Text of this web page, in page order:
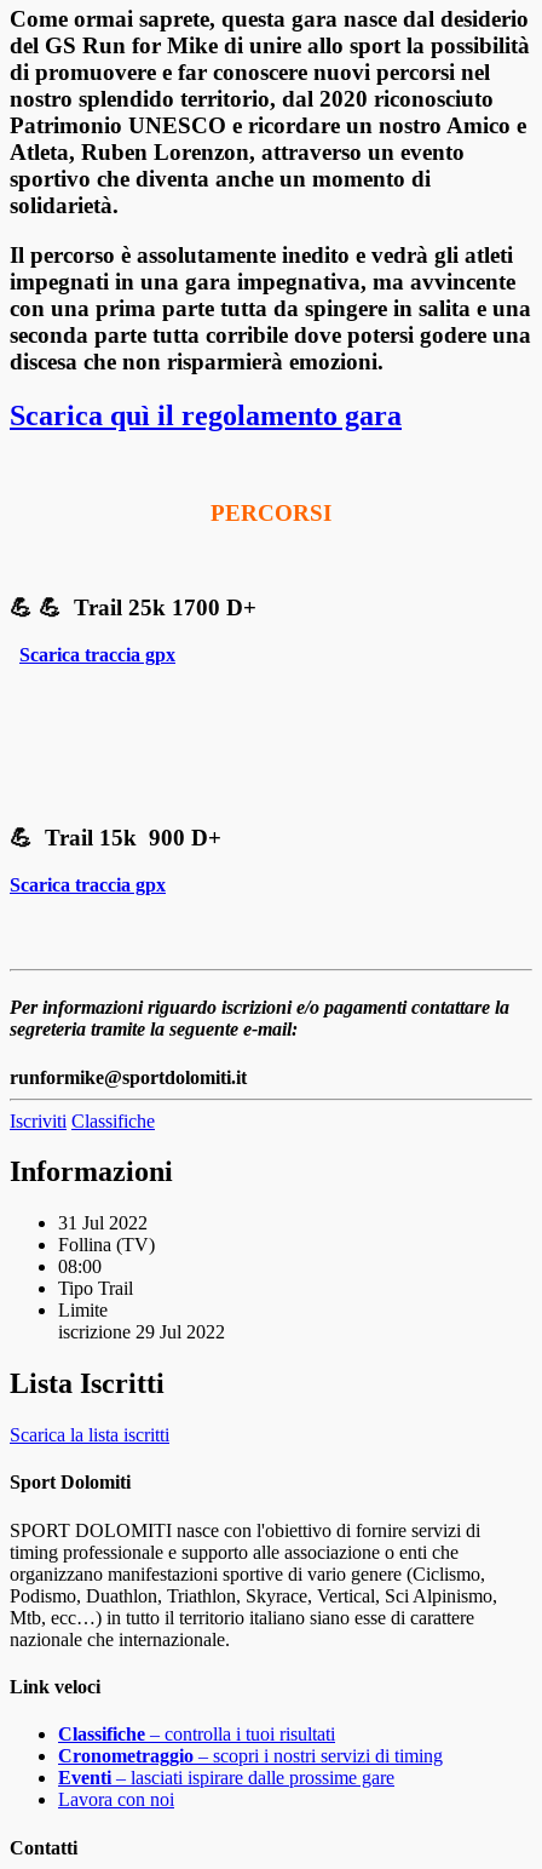
Come ormai saprete, questa gara nasce dal desiderio
del GS Run for Mike di unire allo sport la possibilità
di promuovere e far conoscere nuovi percorsi nel
nostro splendido territorio, dal 2020 riconosciuto
Patrimonio UNESCO e ricordare un nostro Amico e
Atleta, Ruben Lorenzon, attraverso un evento
sportivo che diventa anche un momento di
solidarietà.
Il percorso è assolutamente inedito e vedrà gli atleti
impegnati in una gara impegnativa, ma avvincente
con una prima parte tutta da spingere in salita e una
seconda parte tutta corribile dove potersi godere una
discesa che non risparmierà emozioni.
Scarica quì il regolamento gara
PERCORSI
💪 💪 Trail 25k 1700 D+
Scarica traccia gpx
💪 Trail 15k 900 D+
Scarica traccia gpx
Per informazioni riguardo iscrizioni e/o pagamenti contattare la
segreteria tramite la seguente e-mail:
runformike@sportdolomiti.it
Iscriviti Classifiche
Informazioni
31 Jul 2022
Follina (TV)
08:00
Tipo Trail
Limite
iscrizione 29 Jul 2022
Lista Iscritti
Scarica la lista iscritti
Sport Dolomiti
SPORT DOLOMITI nasce con l'obiettivo di fornire servizi di
timing professionale e supporto alle associazione o enti che
organizzano manifestazioni sportive di vario genere (Ciclismo,
Podismo, Duathlon, Triathlon, Skyrace, Vertical, Sci Alpinismo,
Mtb, ecc…) in tutto il territorio italiano siano esse di carattere
nazionale che internazionale.
Link veloci
Classifiche – controlla i tuoi risultati
Cronometraggio – scopri i nostri servizi di timing
Eventi – lasciati ispirare dalle prossime gare
Lavora con noi
Contatti